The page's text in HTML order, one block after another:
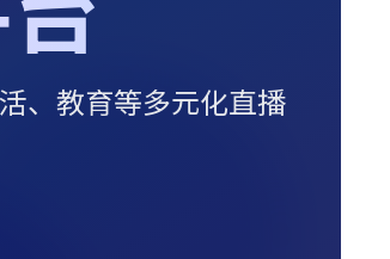
、教育等多元化直播